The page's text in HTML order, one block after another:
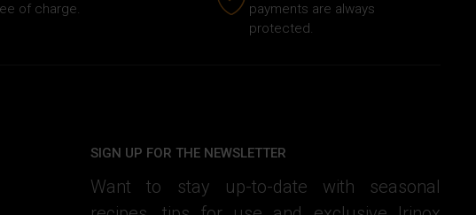
of charge.
payments are always
protected.
SIGN UP FOR THE NEWSLETTER
Want to stay up-to-date with seasonal